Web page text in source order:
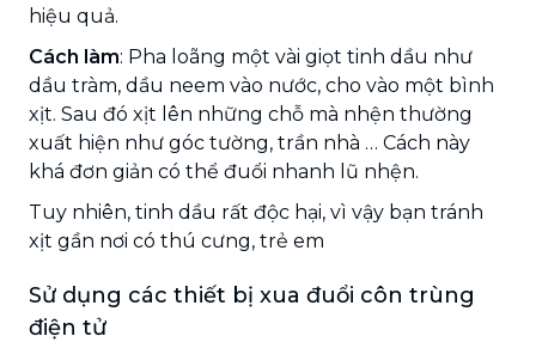
hiệu quả.
Cách làm: Pha loãng một vài giọt tinh dầu như
dầu tràm, dầu neem vào nước, cho vào một bình
xịt. Sau đó xịt lên những chỗ mà nhện thường
xuất hiện như góc tường, trần nhà … Cách này
khá đơn giản có thể đuổi nhanh lũ nhện.
Tuy nhiên, tinh dầu rất độc hại, vì vậy bạn tránh
xịt gần nơi có thú cưng, trẻ em
Sử dụng các thiết bị xua đuổi côn trùng
điện tử